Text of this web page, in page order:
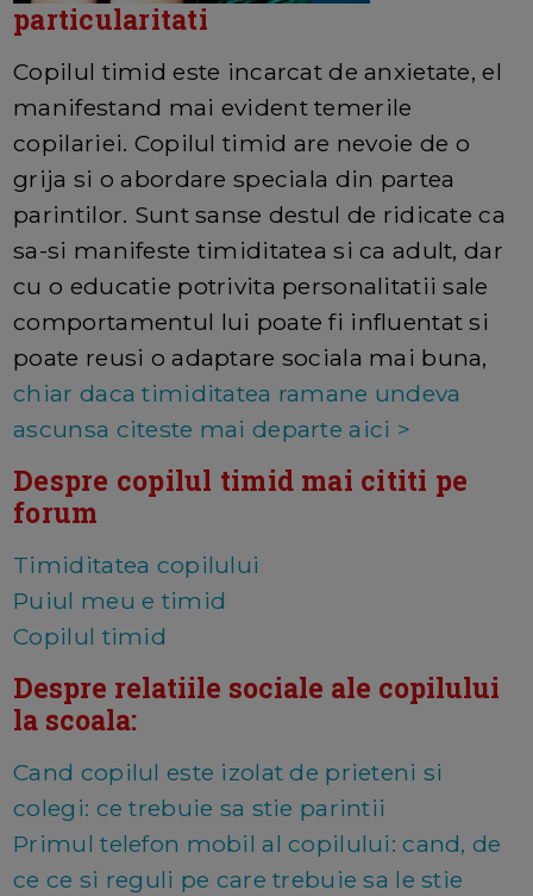
particularitati
Copilul timid este incarcat de anxietate, el
manifestand mai evident temerile
copilariei. Copilul timid are nevoie de o
grija si o abordare speciala din partea
parintilor. Sunt sanse destul de ridicate ca
sa-si manifeste timiditatea si ca adult, dar
cu o educatie potrivita personalitatii sale
comportamentul lui poate fi influentat si
poate reusi o adaptare sociala mai buna,
chiar daca timiditatea ramane undeva
ascunsa citeste mai departe aici >
Despre copilul timid mai cititi pe
forum
Timiditatea copilului
Puiul meu e timid
Copilul timid
Despre relatiile sociale ale copilului
la scoala:
Cand copilul este izolat de prieteni si
colegi: ce trebuie sa stie parintii
Primul telefon mobil al copilului: cand, de
ce ce si reguli pe care trebuie sa le stie